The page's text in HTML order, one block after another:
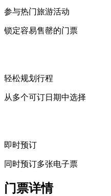
参与热门旅游活动
锁定容易售罄的门票
轻松规划行程
从多个可订日期中选择
即时预订
同时预订多张电子票
门票详情